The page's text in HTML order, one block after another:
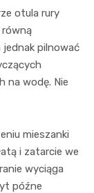
otula rury
równą
pilnować
na wodę. Nie
mieszanki
i zatarcie we
wyciąga
późne